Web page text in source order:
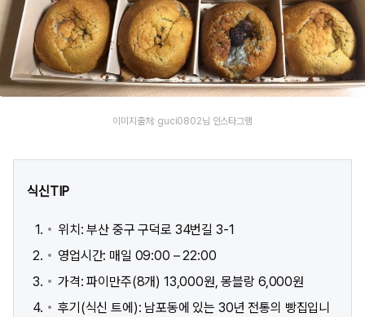
이미지출처: guci0802님 인스타그램
식신TIP
위치: 부산 중구 구덕로 34번길 3-1
영업시간: 매일 09:00 – 22:00
가격: 파이만주(8개) 13,000원, 몽블랑 6,000원
후기(식신 트에): 남포동에 있는 30년 전통의 빵집입니